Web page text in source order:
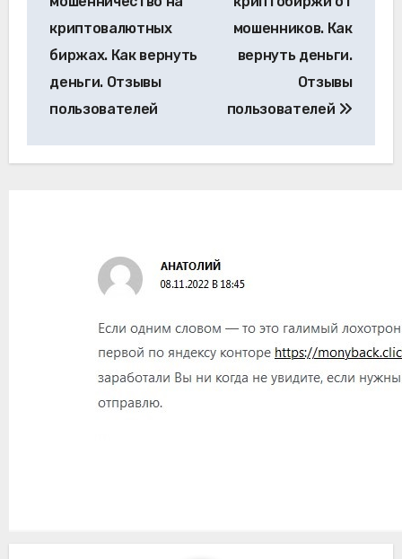
криптовалютных
биржах. Как вернуть
деньги. Отзывы
пользователей
мошенников. Как
вернуть деньги.
Отзывы
пользователей